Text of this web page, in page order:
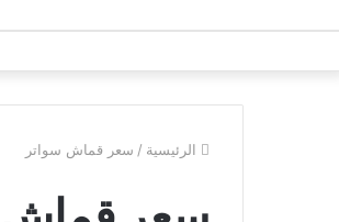
الرئيسية / سعر قماش سواتر